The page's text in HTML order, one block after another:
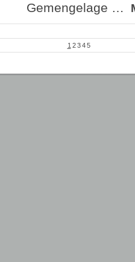
Gemengelage …
1 2 3 4 5